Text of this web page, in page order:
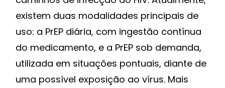
existem duas modalidades principais de
uso: a PrEP diária, com ingestão contínua
do medicamento, e a PrEP sob demanda,
utilizada em situações pontuais, diante de
uma possível exposição ao vírus. Mais